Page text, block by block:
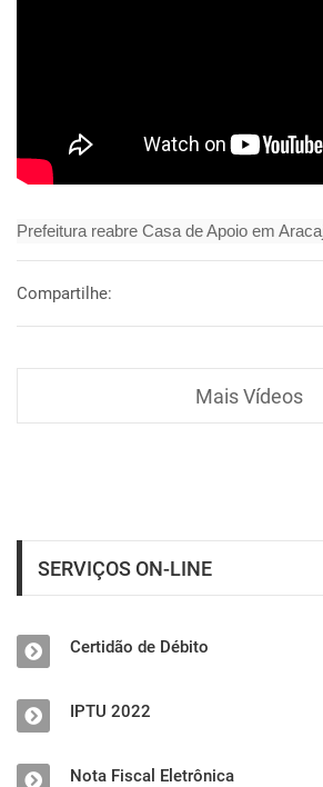
Prefeitura reabre Casa de Apoio em
Compartilhe:
Mais Vídeos
SERVIÇOS ON-LINE
Certidão de Débito
IPTU 2022
Nota Fiscal Eletrônica